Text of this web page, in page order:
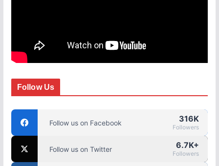
Follow Us
Follow us on Facebook 316K
Followers
Follow us on Twitter 6.7K+
Followers